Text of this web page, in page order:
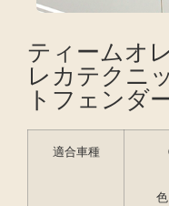
ティームオ
レカテクニ
トフェンダ
適合車種